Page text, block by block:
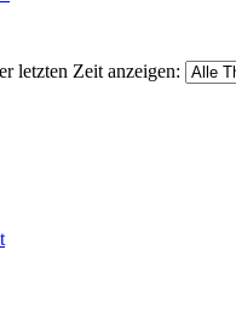
letzten Zeit anzeigen: